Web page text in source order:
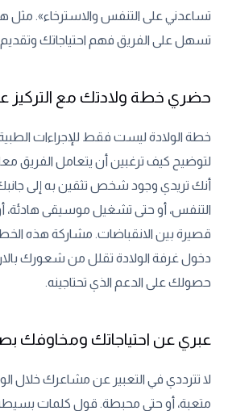
تساعدني على التنفس والاسترخاء». مثل
تسهل على الفريق فهم احتياجاتك
حضري خطة ولادتك مع التركيز
خطة الولادة ليست فقط للإجراءات
لتوضيح كيف ترغبين أن يتعامل الفريق
أنك تريدي وجود شخص تثقين به إلى
التنفس، أو حتى تشغيل موسيقى هادئة،
قصيرة بين الانقباضات. مشاركة هذه
دخول غرفة الولادة تقلل من شعورك
حصولك على الدعم الذي تحتاجينه.
عبري عن احتياجاتك ومخاوفك
لا تترددي في التعبير عن مشاعرك خلال
متعبة، أو حتى محبطة. قول كلمات بسيطة